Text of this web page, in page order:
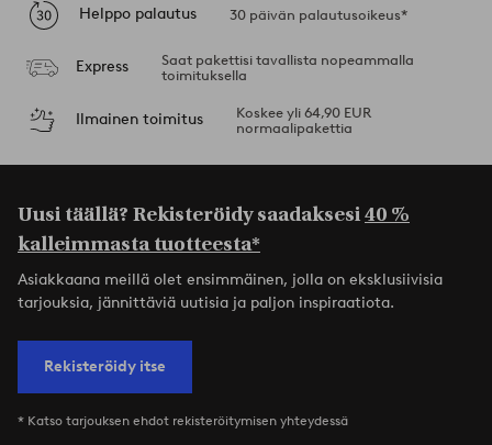
Helppo palautus 30 päivän palautusoikeus*
Express
Saat pakettisi tavallista nopeammalla
toimituksella
Ilmainen toimitus
Koskee yli 64,90 EUR
normaalipakettia
Uusi täällä? Rekisteröidy saadaksesi40 %
kalleimmasta tuotteesta*
Asiakkaana meillä olet ensimmäinen, jolla on eksklusiivisia
tarjouksia, jännittäviä uutisia ja paljon inspiraatiota.
Rekisteröidy itse
* Katso tarjouksen ehdot rekisteröitymisen yhteydessä